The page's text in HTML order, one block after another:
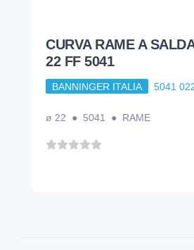
CURVA RAME A
22 FF 5041
BANNINGER ITALIA 5041
ø 22 ● 5041 ● RAME